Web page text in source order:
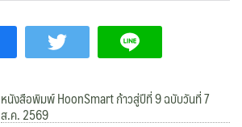
หนังสือพิมพ์ HoonSmart ก้าวสู่ปีที่ 9 ฉบับวันที่ 7
ส.ค. 2569